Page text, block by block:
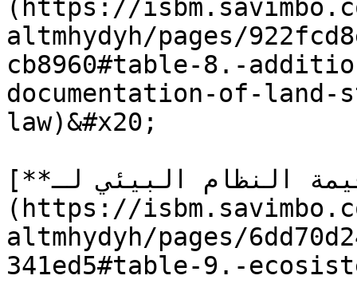
(https://
altmhydyh/pages/
cb8960#table-8.-
documentation-of-land-
law)&#x20;
[**الجدول 9.** قيمة النظام البيئي لـ VGZ]
(https://
altmhydyh/pages/
341ed5#table-9.-